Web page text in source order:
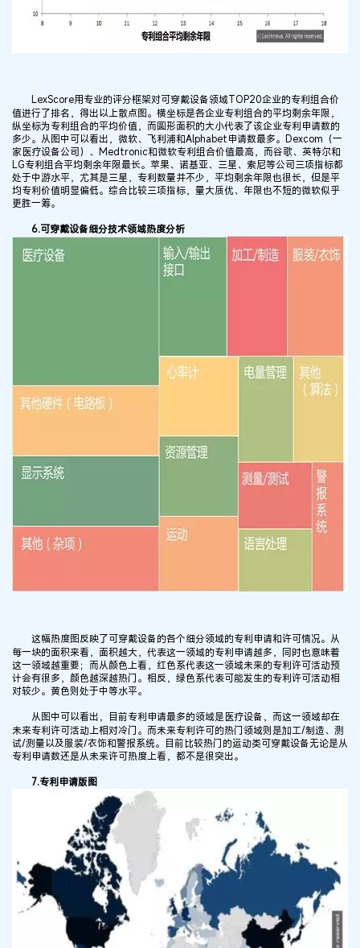
LexScore用专业的评分框架对可穿戴设备领域TOP20企业的专利组合价
值进行了排名，得出以上散点图。横坐标是各企业专利组合的平均剩余年限，
纵坐标为专利组合的平均价值，而圆形面积的大小代表了该企业专利申请数的
多少。从图中可以看出，微软、飞利浦和Alphabet申请数最多。Dexcom（一
家医疗设备公司）、Medtronic和微软专利组合价值最高，而谷歌、英特尔和
LG专利组合平均剩余年限最长。苹果、诺基亚、三星、索尼等公司三项指标都
处于中游水平，尤其是三星，专利数量并不少，平均剩余年限也很长，但是平
均专利价值明显偏低。综合比较三项指标，量大质优、年限也不短的微软似乎
更胜一筹。
6.可穿戴设备细分技术领域热度分析
这幅热度图反映了可穿戴设备的各个细分领域的专利申请和许可情况。从
每一块的面积来看，面积越大，代表这一领域的专利申请越多，同时也意味着
这一领域越重要；而从颜色上看，红色系代表这一领域未来的专利许可活动预
计会有很多，颜色越深越热门。相反，绿色系代表可能发生的专利许可活动相
对较少。黄色则处于中等水平。
从图中可以看出，目前专利申请最多的领域是医疗设备，而这一领域却在
未来专利许可活动上相对冷门。而未来专利许可的热门领域则是加工/制造、测
试/测量以及服装/衣饰和警报系统。目前比较热门的运动类可穿戴设备无论是从
专利申请数还是从未来许可热度上看，都不是很突出。
7.专利申请版图